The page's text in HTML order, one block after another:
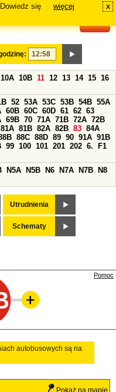
się
więcej x
10A 10B 11 12 13 14 15 16
52 53A 53C 53B 54B 55A
60B 60C 60D 61 62 63
69B 70 71A 71B 72A 72B
81A 81B 82A 82B 83 84A
88C 88D 89 90 91A 91B
99 100 101 201 202 6.
F1
N5A N5B N6 N7A N7B
N8
Utrudnienia
Schematy
Pomoc
autobusowych są na
Pokaż na mapie